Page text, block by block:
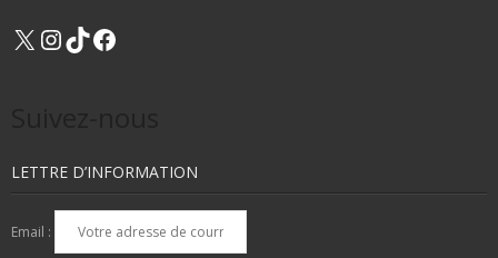
X Instagram
TikTok
LETTRE D’INFORMATION
Email :